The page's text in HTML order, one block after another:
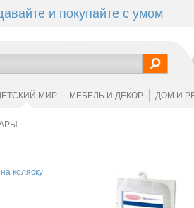
и покупайте с умом
МИР МЕБЕЛЬ И ДЕКОР ДОМ И
коляску